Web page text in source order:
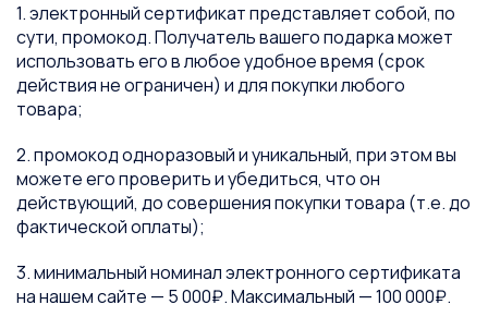
1. электронный сертификат представляет собой, по
сути, промокод. Получатель вашего подарка может
использовать его в любое удобное время (срок
действия не ограничен) и для покупки любого
товара;
2. промокод одноразовый и уникальный, при этом вы
можете его проверить и убедиться, что он
действующий, до совершения покупки товара (т.е. до
фактической оплаты);
3. минимальный номинал электронного сертификата
на нашем сайте — 5 000₽. Максимальный — 100 000₽.